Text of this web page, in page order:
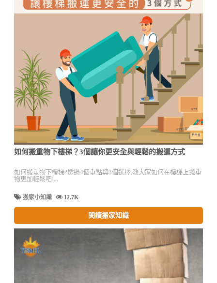
如何搬重物下樓梯？3個讓你更安全與輕鬆的搬運方式
如何搬重物下樓梯?透過4個重點與3個選擇,教大家如何在樓梯上搬重
物更加輕鬆吧!...
搬家小知識 12.7K
閱讀搬家知識